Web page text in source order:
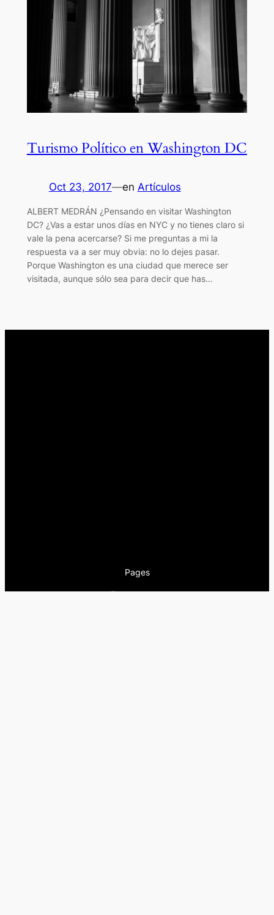
Turismo Político en Washington DC
Oct 23, 2017—en Artículos
ALBERT MEDRÁN ¿Pensando en visitar Washington
DC? ¿Vas a estar unos días en NYC y no tienes claro si
vale la pena acercarse? Si me preguntas a mi la
respuesta va a ser muy obvia: no lo dejes pasar.
Porque Washington es una ciudad que merece ser
visitada, aunque sólo sea para decir que has…
Pages
Encuentros